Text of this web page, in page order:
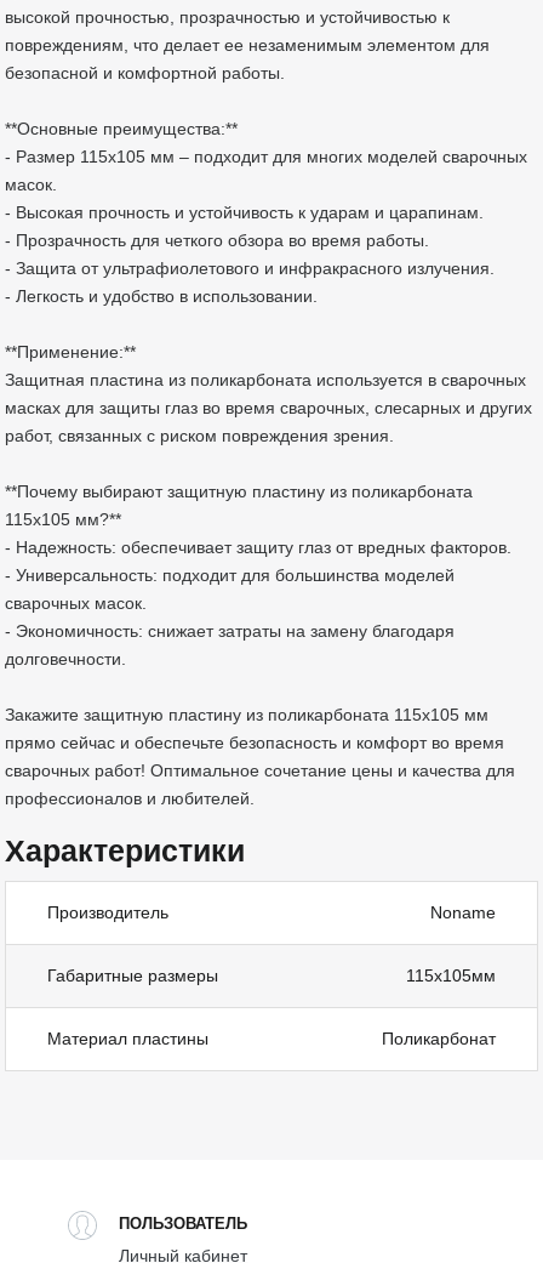
высокой прочностью, прозрачностью и устойчивостью к
повреждениям, что делает ее незаменимым элементом для
безопасной и комфортной работы.
**Основные преимущества:**
- Размер 115х105 мм – подходит для многих моделей сварочных
масок.
- Высокая прочность и устойчивость к ударам и царапинам.
- Прозрачность для четкого обзора во время работы.
- Защита от ультрафиолетового и инфракрасного излучения.
- Легкость и удобство в использовании.
**Применение:**
Защитная пластина из поликарбоната используется в сварочных
масках для защиты глаз во время сварочных, слесарных и других
работ, связанных с риском повреждения зрения.
**Почему выбирают защитную пластину из поликарбоната
115х105 мм?**
- Надежность: обеспечивает защиту глаз от вредных факторов.
- Универсальность: подходит для большинства моделей
сварочных масок.
- Экономичность: снижает затраты на замену благодаря
долговечности.
Закажите защитную пластину из поликарбоната 115х105 мм
прямо сейчас и обеспечьте безопасность и комфорт во время
сварочных работ! Оптимальное сочетание цены и качества для
профессионалов и любителей.
Характеристики
Производитель Noname
Габаритные размеры 115х105мм
Материал пластины Поликарбонат
ПОЛЬЗОВАТЕЛЬ
Личный кабинет